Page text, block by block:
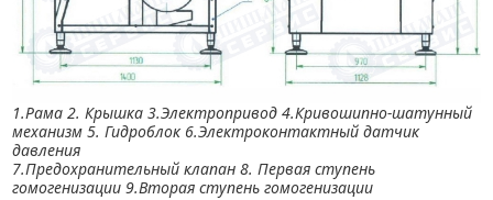
1.Рама 2. Крышка 3.Электропривод 4.Кривошипно-шатунный
механизм 5. Гидроблок 6.Электроконтактный датчик
давления
7.Предохранительный клапан 8. Первая ступень
гомогенизации 9.Вторая ступень гомогенизации